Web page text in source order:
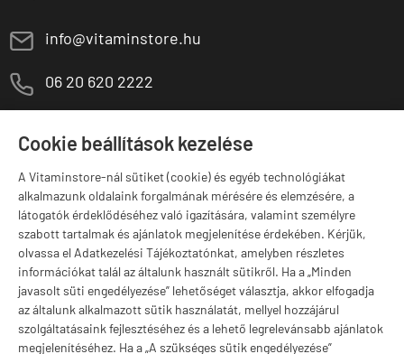
Cookie beállítások kezelése
A Vitaminstore-nál sütiket (cookie) és egyéb technológiákat
alkalmazunk oldalaink forgalmának mérésére és elemzésére, a
látogatók érdeklődéséhez való igazítására, valamint személyre
szabott tartalmak és ajánlatok megjelenítése érdekében. Kérjük,
olvassa el Adatkezelési Tájékoztatónkat, amelyben részletes
információkat talál az általunk használt sütikről. Ha a „Minden
javasolt süti engedélyezése” lehetőséget választja, akkor elfogadja
az általunk alkalmazott sütik használatát, mellyel hozzájárul
szolgáltatásaink fejlesztéséhez és a lehető legrelevánsabb ajánlatok
megjelenítéséhez. Ha a „A szükséges sütik engedélyezése”
E info@vitaminstore.hu
M 06 20 620 2222
Szugló u. 83-85.
Márkák
Valuta választás